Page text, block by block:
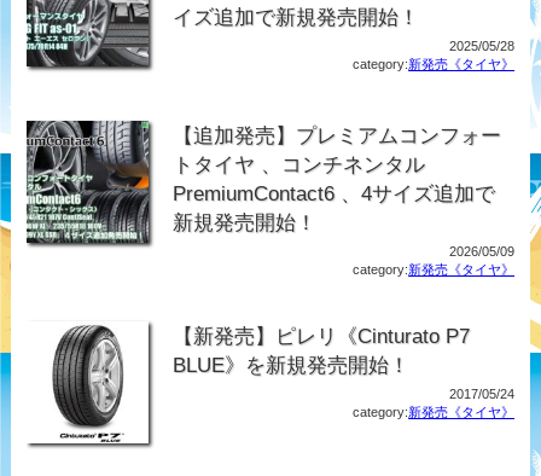
イズ追加で新規発売開始！
2025/05/28
category:新発売《タイヤ》
【追加発売】プレミアムコンフォー
トタイヤ 、コンチネンタル
PremiumContact6 、4サイズ追加で
新規発売開始！
2026/05/09
category:新発売《タイヤ》
【新発売】ピレリ《Cinturato P7
BLUE》を新規発売開始！
2017/05/24
category:新発売《タイヤ》